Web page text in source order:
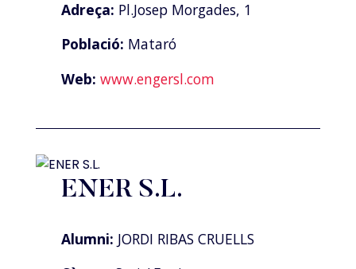
Adreça: Pl.Josep Morgades, 1
Població: Mataró
Web: www.engersl.com
ENER S.L.
Alumni: JORDI RIBAS CRUELLS